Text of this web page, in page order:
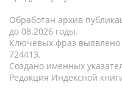
Обработан архив
до 08.2026 годы.
Ключевых фраз выявлено
724413.
Создано именных
Редакция Индексной